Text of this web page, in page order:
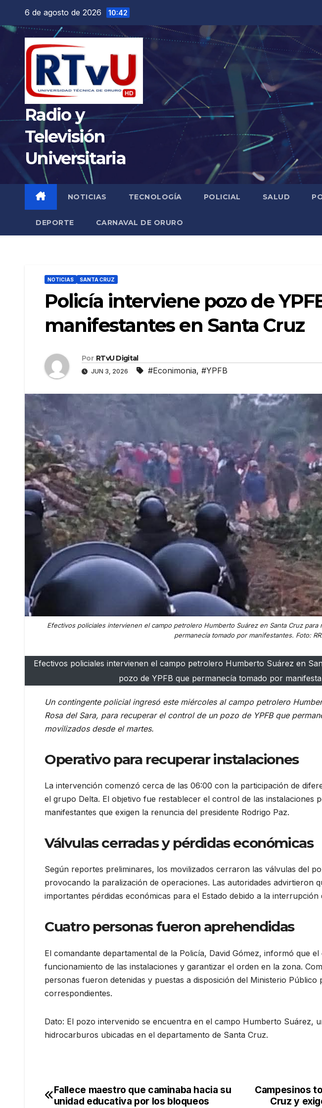
contenido
6 de agosto de 2026 10:42
Radio y
Televisión
Universitaria
NOTICIAS TECNOLOGÍA POLICIAL SALUD
DEPORTE CARNAVAL DE ORURO
NOTICIAS SANTA CRUZ
Policía interviene pozo de
manifestantes en Santa Cruz
Por RTvU Digital
JUN 3, 2026 #Econimonia, #YPFB
Efectivos policiales intervienen el campo petrolero Humberto Suárez en Santa Cruz
permanecía tomado por manifestantes. Foto:
Efectivos policiales intervienen el campo petrolero Humberto Suárez en
pozo de YPFB que permanecía tomado por
Un contingente policial ingresó este miércoles al campo petrolero
Rosa del Sara, para recuperar el control de un pozo de YPFB que
movilizados desde el martes.
Operativo para recuperar instalaciones
La intervención comenzó cerca de las 06:00 con la participación de
el grupo Delta. El objetivo fue restablecer el control de las instalaciones
manifestantes que exigen la renuncia del presidente Rodrigo Paz.
Válvulas cerradas y pérdidas económicas
Según reportes preliminares, los movilizados cerraron las válvulas del
provocando la paralización de operaciones. Las autoridades advirtieron
importantes pérdidas económicas para el Estado debido a la
Cuatro personas fueron aprehendidas
El comandante departamental de la Policía, David Gómez, informó que
funcionamiento de las instalaciones y garantizar el orden en la zona.
personas fueron detenidas y puestas a disposición del Ministerio Público
correspondientes.
Dato: El pozo intervenido se encuentra en el campo Humberto Suárez,
hidrocarburos ubicadas en el departamento de Santa Cruz.
Navegación
Campesinos
Cruz y
Fallece maestro que caminaba hacia su
unidad educativa por los bloqueos